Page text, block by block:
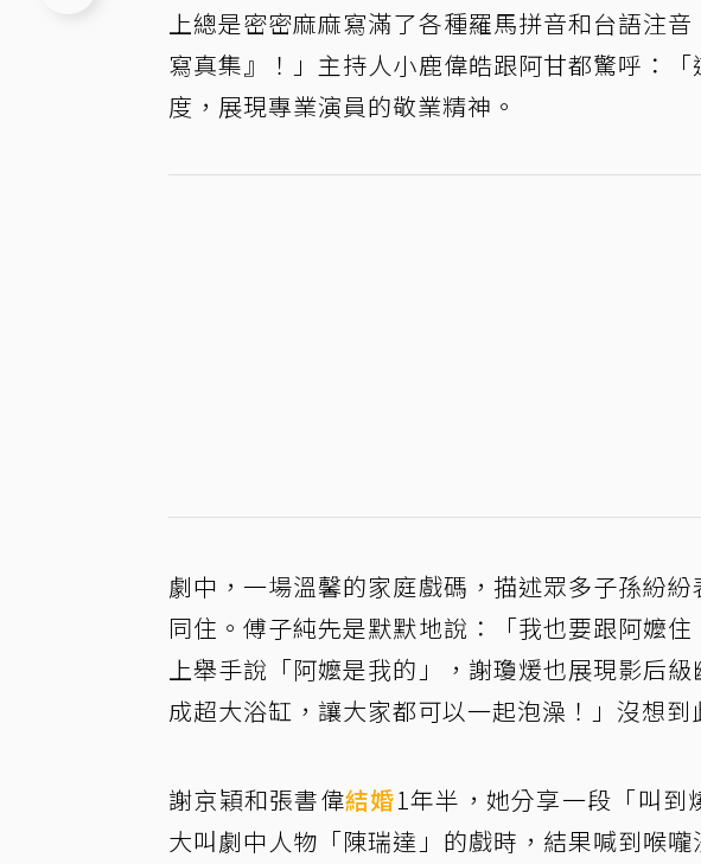
上總是密密麻麻寫滿了各種羅馬拼音和台語注
寫真集』！」主持人小鹿偉皓跟阿甘都驚呼：
度，展現專業演員的敬業精神。
劇中，一場溫馨的家庭戲碼，描述眾多子孫紛紛
同住。傅子純先是默默地說：「我也要跟阿嬤
上舉手說「阿嬤是我的」，謝瓊煖也展現影后
成超大浴缸，讓大家都可以一起泡澡！」沒想到
謝京穎和張書偉結婚1年半，她分享一段「叫
大叫劇中人物「陳瑞達」的戲時，結果喊到喉